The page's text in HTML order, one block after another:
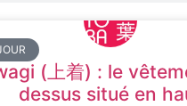
(上着) : le
dessus situé en